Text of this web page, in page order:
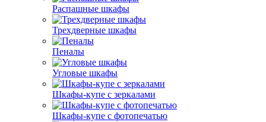
Распашные шкафы
Трехдверные шкафы
Пеналы
Угловые шкафы
Шкафы-купе с зеркалами
Шкафы-купе с фотопечатью